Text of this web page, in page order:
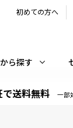
初めての方へ
ら探す
で送料無料 一部